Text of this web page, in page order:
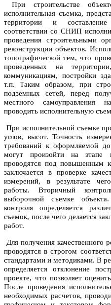
При строительстве
исполнительная съемка,
территории и
соответствии со СНИП
проведения строительными
реконструкции объектов.
топографической тем, что
проведенных на
коммуникациям, постройки
т.п. Таким образом, при
подземных сетей, перед
местного самоуправления
проводить исполнительную
При исполнительной съемке
углов, высот. Точность
требований к оформляемой
могут произойти на этапе
проводятся под повышенным
заключается в проверке
измерений, в результате
работы. Вторичный
выборочной съемке
контроля определяется
съемок, после чего делается
работ.
Для получения качественного
проводятся в строгом
стандартами и методиками. В
определяется отклонение
проекте, что позволяет
После проведения
необходимых расчетов,